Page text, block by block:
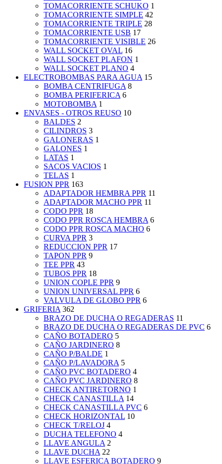
TOMACORRIENTE SCHUKO 1
TOMACORRIENTE SIMPLE 42
TOMACORRIENTE TRIPLE 28
TOMACORRIENTE USB 17
TOMACORRIENTE VISIBLE 26
WALL SOCKET OVAL 16
WALL SOCKET PLAFON 1
WALL SOCKET PLANO 4
ELECTROBOMBAS PARA AGUA 15
BOMBA CENTRIFUGA 8
BOMBA PERIFERICA 6
MOTOBOMBA 1
ENVASES - OTROS REUSO 10
BALDES 2
CILINDROS 3
GALONERAS 1
GALONES 1
LATAS 1
SACOS VACIOS 1
TELAS 1
FUSION PPR 163
ADAPTADOR HEMBRA PPR 11
ADAPTADOR MACHO PPR 11
CODO PPR 18
CODO PPR ROSCA HEMBRA 6
CODO PPR ROSCA MACHO 6
CURVA PPR 3
REDUCCION PPR 17
TAPON PPR 9
TEE PPR 43
TUBOS PPR 18
UNION COPLE PPR 9
UNION UNIVERSAL PPR 6
VALVULA DE GLOBO PPR 6
GRIFERIA 362
BRAZO DE DUCHA O REGADERAS 11
BRAZO DE DUCHA O REGADERAS DE PVC 6
CAÑO BOTADERO 5
CAÑO JARDINERO 8
CAÑO P/BALDE 1
CAÑO P/LAVADORA 5
CAÑO PVC BOTADERO 4
CAÑO PVC JARDINERO 8
CHECK ANTIRETORNO 1
CHECK CANASTILLA 14
CHECK CANASTILLA PVC 6
CHECK HORIZONTAL 10
CHECK T/RELOJ 4
DUCHA TELEFONO 4
LLAVE ANGULA 2
LLAVE DUCHA 22
LLAVE ESFERICA BOTADERO 9